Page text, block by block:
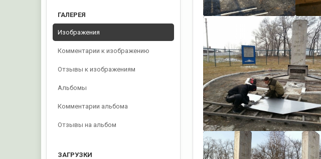
ГАЛЕРЕЯ
Изображения
Комментарии к изображению
Отзывы к изображениям
Альбомы
Комментарии альбома
Отзывы на альбом
ЗАГРУЗКИ
Андр
Андр